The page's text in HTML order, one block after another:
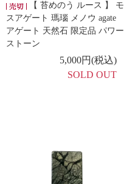
【 苔めのう ルース 】 モ
スアゲート 瑪瑙 メノウ agate
アゲート 天然石 限定品 パワー
ストーン
5,000円(税込)
SOLD OUT